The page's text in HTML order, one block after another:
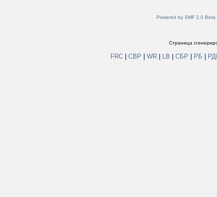
Powered by SMF 2.0 Beta
Страница
FRC СВР WR LB СБР РБ